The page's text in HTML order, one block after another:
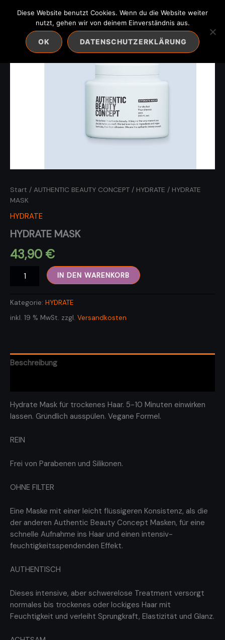
Inhalt
Start / AUTHENTIC BEAUTY CONCEPT / HYDRATE / HYDRATE
MASK
HYDRATE
HYDRATE MASK
43,90 €
MASK
IN DEN WARENKORB
Kategorie: HYDRATE
inkl. 19 % MwSt. zzgl. Versandkosten
Beschreibung
Hydrate Mask für trockenes Haar. 5-10 Minuten einwirken
lassen. Gründlich ausspülen. Vegane Formel.
REIN
Frei von Parabenen und Silikonen.
OHNE FILTER
Eine Maske mit einer leicht flüssigeren Konsistenz, als die
der anderen Authentic Beauty Concept Masken, für eine
schnelle Aufnahme ins Haar und einen intensiv-
feuchtigkeitsspendenden Effekt.
AUTHENTISCH
Dieses intensive, aber schwerelose Treatment versorgt
normales bis trockenes oder lockiges Haar mit
Feuchtigkeit und verleiht Sprungkraft, Elastizität und Glanz.
Diese Website benutzt Cookies. Wenn du die Website weiter
nutzt, gehen wir von deinem Einverständnis aus.
OK DATENSCHUTZERKLÄRUNG